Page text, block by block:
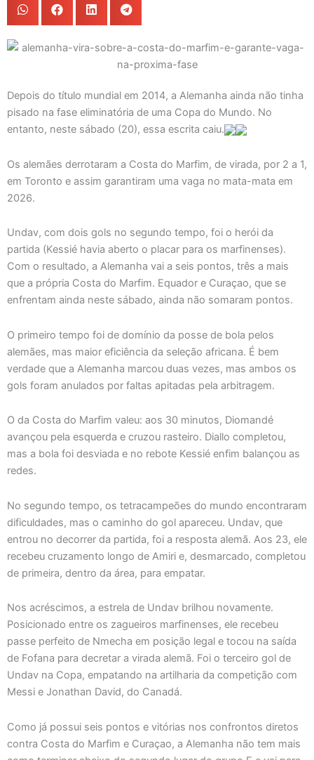
Depois do título mundial em 2014, a Alemanha ainda não tinha
pisado na fase eliminatória de uma Copa do Mundo. No
entanto, neste sábado (20), essa escrita caiu.
Os alemães derrotaram a Costa do Marfim, de virada, por 2 a 1,
em Toronto e assim garantiram uma vaga no mata-mata em
2026.
Undav, com dois gols no segundo tempo, foi o herói da
partida (Kessié havia aberto o placar para os marfinenses).
Com o resultado, a Alemanha vai a seis pontos, três a mais
que a própria Costa do Marfim. Equador e Curaçao, que se
enfrentam ainda neste sábado, ainda não somaram pontos.
O primeiro tempo foi de domínio da posse de bola pelos
alemães, mas maior eficiência da seleção africana. É bem
verdade que a Alemanha marcou duas vezes, mas ambos os
gols foram anulados por faltas apitadas pela arbitragem.
O da Costa do Marfim valeu: aos 30 minutos, Diomandé
avançou pela esquerda e cruzou rasteiro. Diallo completou,
mas a bola foi desviada e no rebote Kessié enfim balançou as
redes.
No segundo tempo, os tetracampeões do mundo encontraram
dificuldades, mas o caminho do gol apareceu. Undav, que
entrou no decorrer da partida, foi a resposta alemã. Aos 23, ele
recebeu cruzamento longo de Amiri e, desmarcado, completou
de primeira, dentro da área, para empatar.
Nos acréscimos, a estrela de Undav brilhou novamente.
Posicionado entre os zagueiros marfinenses, ele recebeu
passe perfeito de Nmecha em posição legal e tocou na saída
de Fofana para decretar a virada alemã. Foi o terceiro gol de
Undav na Copa, empatando na artilharia da competição com
Messi e Jonathan David, do Canadá.
Como já possui seis pontos e vitórias nos confrontos diretos
contra Costa do Marfim e Curaçao, a Alemanha não tem mais